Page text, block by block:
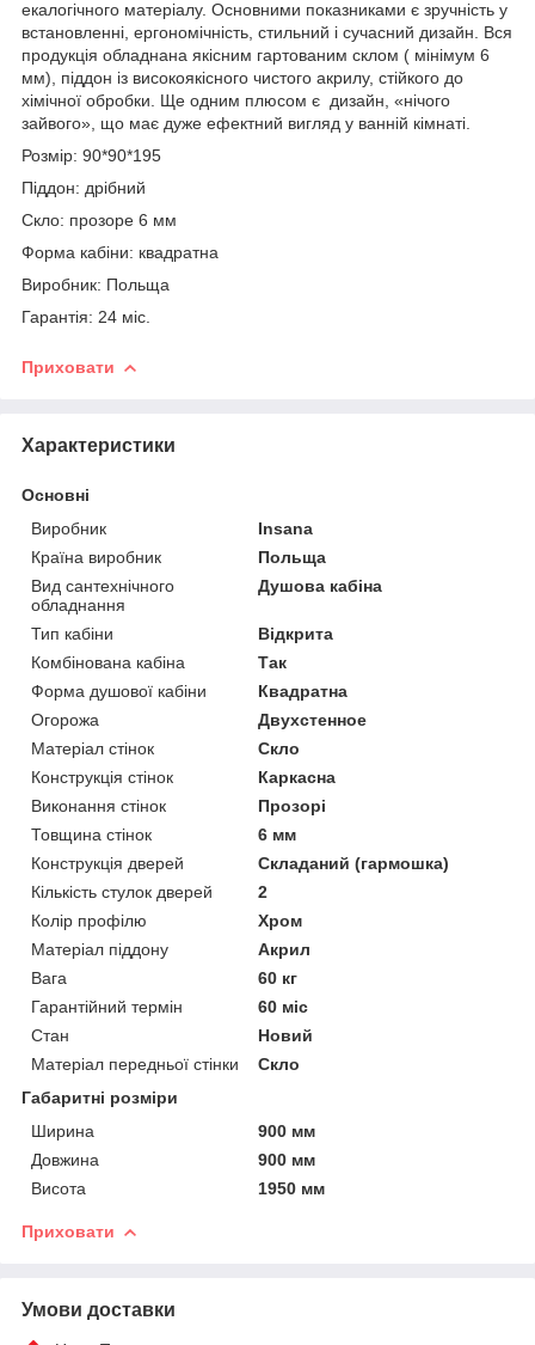
екалогічного матеріалу. Основними показниками є зручність у
встановленні, ергономічність, стильний і сучасний дизайн. Вся
продукція обладнана якісним гартованим склом ( мінімум 6
мм), піддон із високоякісного чистого акрилу, стійкого до
хімічної обробки. Ще одним плюсом є дизайн, «нічого
зайвого», що має дуже ефектний вигляд у ванній кімнаті.
Розмір: 90*90*195
Піддон: дрібний
Скло: прозоре 6 мм
Форма кабіни: квадратна
Виробник: Польща
Гарантія: 24 міс.
Приховати
Характеристики
Основні
Виробник
Insana
Країна виробник
Польща
Вид сантехнічного
обладнання
Душова кабіна
Тип кабіни
Відкрита
Комбінована кабіна
Так
Форма душової кабіни
Квадратна
Огорожа
Двухстенное
Матеріал стінок
Скло
Конструкція стінок
Каркасна
Виконання стінок
Прозорі
Товщина стінок
6 мм
Конструкція дверей
Складаний (гармошка)
Кількість стулок дверей
2
Колір профілю
Хром
Матеріал піддону
Акрил
Вага
60 кг
Гарантійний термін
60 міс
Стан
Новий
Матеріал передньої стінки
Скло
Габаритні розміри
Ширина
900 мм
Довжина
900 мм
Висота
1950 мм
Приховати
Умови доставки